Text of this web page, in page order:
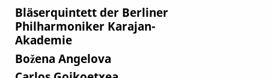
Bläserquintett der Berliner
Philharmoniker Karajan-
Akademie
Božena Angelova